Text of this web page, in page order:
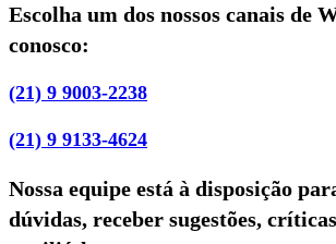
Escolha um dos nossos canais de
conosco:
(21) 9 9003-2238
(21) 9 9133-4624
Nossa equipe está à disposição
dúvidas, receber sugestões,